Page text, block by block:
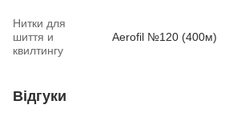
Нитки для
шиття и
квилтингу
Aerofil №120 (400м)
Відгуки